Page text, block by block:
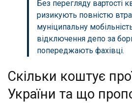
Без перегляду вартості
ризикують повністю
муніципальну
відключення депо за
попереджають фахівці.
Скільки коштує
України та що